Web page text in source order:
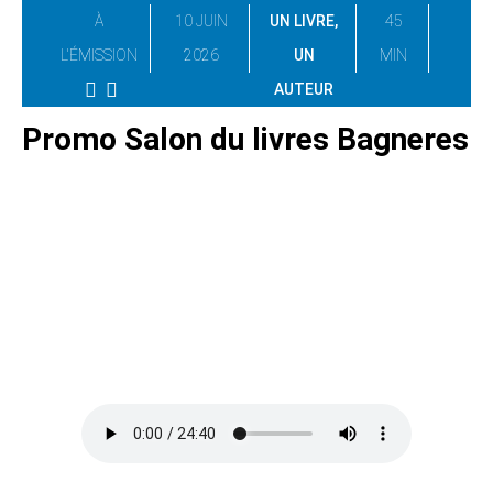
À
L'ÉMISSION
10 JUIN
2026
UN LIVRE,
UN
AUTEUR
45
MIN
Promo Salon du livres Bagneres